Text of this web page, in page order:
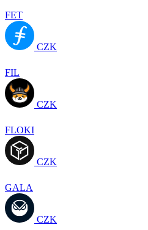
FET
CZK
FIL
CZK
FLOKI
CZK
GALA
CZK